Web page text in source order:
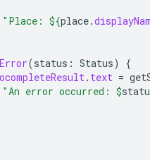
"Place: ${place.
(status : Status)
{
. text =
"An error occurred: $